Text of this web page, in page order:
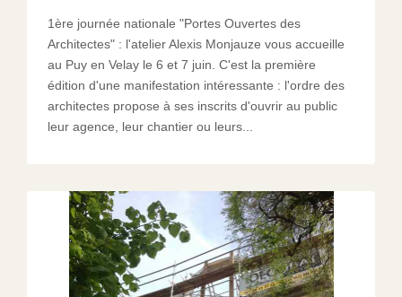
1ère journée nationale "Portes Ouvertes des
Architectes" : l'atelier Alexis Monjauze vous accueille
au Puy en Velay le 6 et 7 juin. C'est la première
édition d'une manifestation intéressante : l'ordre des
architectes propose à ses inscrits d'ouvrir au public
leur agence, leur chantier ou leurs...